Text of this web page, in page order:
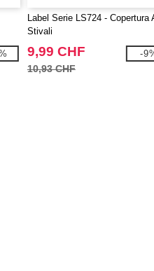
Label Serie LS724 - Copertura
Stivali
9,99 CHF
10,93 CHF
-